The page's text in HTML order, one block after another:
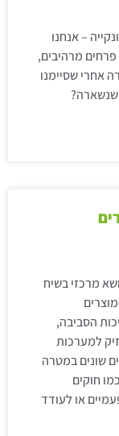
– אנחנו
מרהיבים,
אחרי שסיימנו
שנשארה?
מרכזי בשיח
הסביבה,
למערכות
שונים במטרה
חוקים
או לעודד